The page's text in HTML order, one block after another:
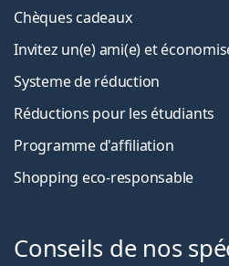
Chèques cadeaux
Invitez un(e) ami(e) et
Systeme de réduction
Réductions pour les étudiants
Programme d'affiliation
Shopping eco-responsable
Conseils de nos